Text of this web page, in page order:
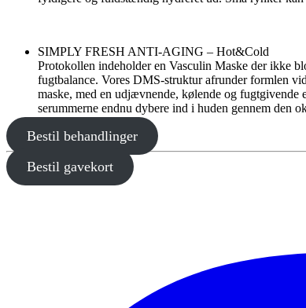
SIMPLY FRESH ANTI-AGING – Hot&Cold
Protokollen indeholder en Vasculin Maske der ikke
fugtbalance. Vores DMS-struktur afrunder formlen
maske, med en udjævnende, kølende og
serummerne endnu dybere ind i huden gennem den
Bestil behandlinger
Bestil gavekort